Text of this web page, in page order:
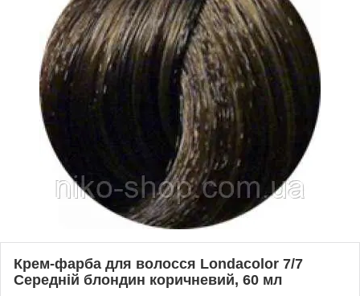
Крем-фарба для волосся Londacolor 7/7
Середній блондин коричневий, 60 мл